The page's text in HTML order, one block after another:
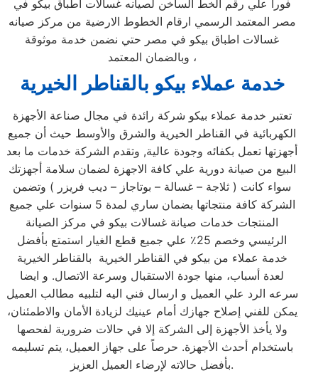
فورا علي رقم الخط الساخن لصيانه غسالات اطباق بيكو في
مصر المعتمد الرسمي ارقام الخطوط الارضية من مركز صيانه
غسالات اطباق بيكو في مصر حتي نضمن خدمة موثوقة
وبالضمان المعتمد ،
خدمة عملاء بيكو بالقناطر الخيرية
تعتبر خدمة عملاء بيكو شركة رائدة في مجال صناعة الأجهزة
الكهربائية في القناطر الخيرية والشرق والأوسط حيث أن جميع
أجهزتها تعمل بكفائه وجودة عالية, وتقدم الشركة خدمات ما بعد
البيع من صيانة دورية علي كافة الاجهزة لضمان سلامة أجهزتك
سواء كانت ( ثلاجة – غسالة – بوتاجاز – ديب فريزر ) وتضمن
الشركة كافة منتجاتها بضمان ساري لمدة 5 سنوات علي جميع
المنتجات خدمات صيانة غسالات بيكو في مركز الصيانة
الرئيسي وخصم 25٪ علي جميع قطع الغيار استمتع بأفضل
خدمة عملاء من بيكو في القناطر الخيرية بالقناطر الخيرية
لعدة أسباب، منها جودة الاستقبال وسرعة الاتصال. و ايضا
سرعه الرد علي العميل و ارسال فني اليه لتلبيه مطالب العميل
يمكن للفني إصلاح جهازك أمام عينيك لزيادة الأمان والاطمئنان،
ولا يأخذ الأجهزة إلى الشركة إلا في حالات ضرورية لفحصها
باستخدام أحدث الأجهزة. حرصاً على جهاز العميل، يتم تسليمه
بأفضل حالاته لإرضاء العميل العزيز.